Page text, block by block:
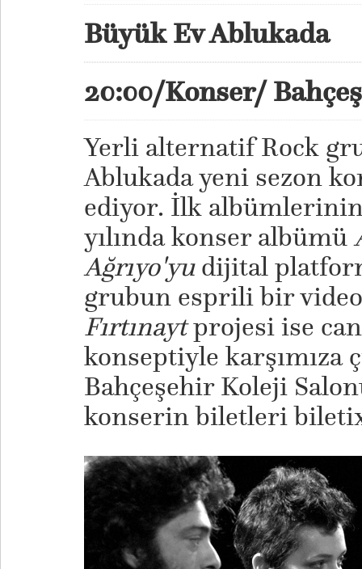
Büyük Ev Ablukada
20:00/Konser/
Yerli alternatif Rock
Ablukada yeni sezon
ediyor. İlk albümlerinin
yılında konser albümü
Ağrıyo'yudijital
grubun esprili bir video
Fırtınaytprojesi ise
konseptiyle karşımıza
Bahçeşehir Koleji
konserin biletleri